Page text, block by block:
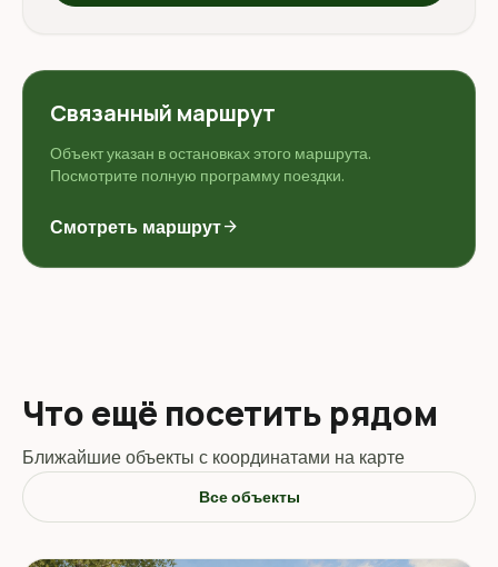
Связанный маршрут
Объект указан в остановках этого маршрута.
Посмотрите полную программу поездки.
Смотреть маршрутarrow_forward
Что ещё посетить рядом
Ближайшие объекты с координатами на карте
Все объекты